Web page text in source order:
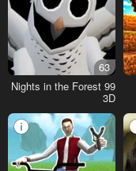
63
99 Nights in the Forest
3D